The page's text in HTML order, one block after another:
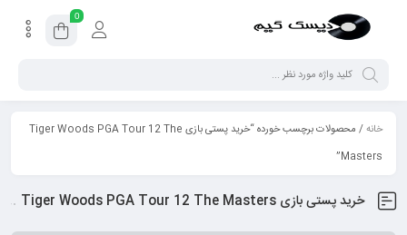
0
خانه
/ محصولات برچسب خورده “خرید پستی بازی Tiger Woods PGA Tour 12 The
Masters”
خرید پستی بازی Tiger Woods PGA Tour 12 The Masters